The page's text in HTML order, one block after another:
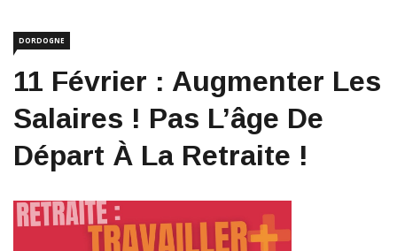
DORDOGNE
11 Février : Augmenter Les
Salaires ! Pas L’âge De
Départ À La Retraite !